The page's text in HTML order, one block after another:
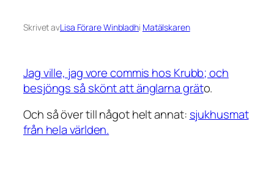
Skrivet avLisa Förare Winbladhi Matälskaren
Jag ville, jag vore commis hos Krubb; och
besjöngs så skönt att änglarna gräto.
Och så över till något helt annat: sjukhusmat
från hela världen.